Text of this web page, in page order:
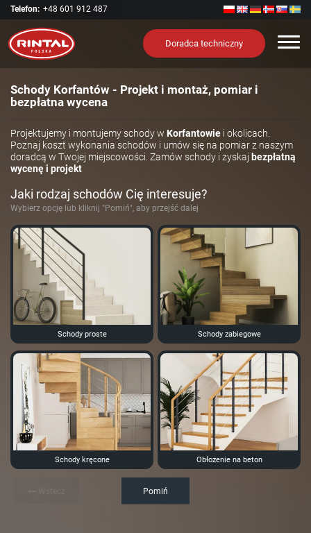
Telefon: +48 601 912 487
Doradca techniczny
Schody Korfantów - Projekt i montaż, pomiar i
bezpłatna wycena
Projektujemy i montujemy schody w Korfantowie i okolicach.
Poznaj koszt wykonania schodów i umów się na pomiar z naszym
doradcą w Twojej miejscowości. Zamów schody i zyskaj bezpłatną
wycenę i projekt
Jaki rodzaj schodów Cię interesuje?
Wybierz opcję lub kliknij "Pomiń", aby przejść dalej
Schody proste Schody zabiegowe
Schody kręcone Obłożenie na beton
Pomiń